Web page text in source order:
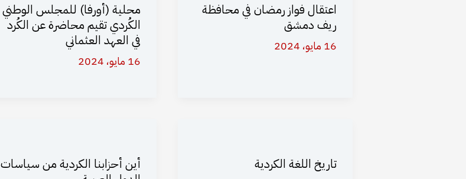
اعتقال فواز رمضان في محافظة
ريف دمشق
16 مايو، 2024
محلية (أورفا) للمجلس الوطني
الكُردي تقيم محاضرة عن الكُرد
في العهد العثماني
16 مايو، 2024
تاريخ اللغة الكردية
أين أحزابنا الكردية من سياسات